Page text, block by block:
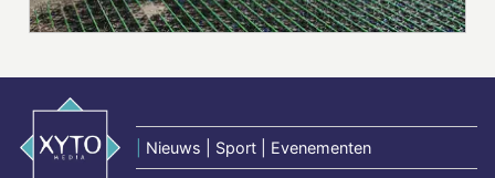
Nieuws | Sport | Evenementen